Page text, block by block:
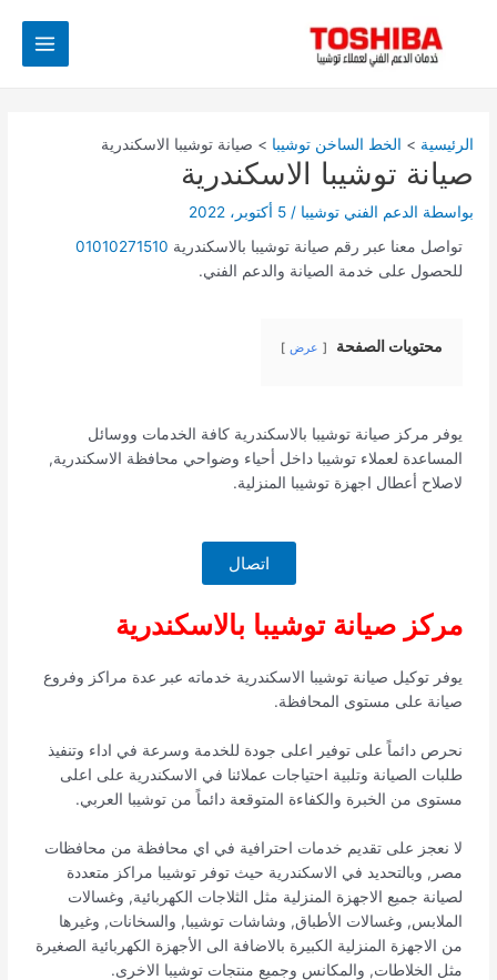
Main
الرئيسية الخط الساخن توشيبا صيانة توشيبا الاسكندرية
صيانة توشيبا الاسكندرية
بواسطة الدعم الفني توشيبا/5 أكتوبر، 2022
تواصل معنا عبر رقم صيانة توشيبا بالاسكندرية 01010271510
للحصول على خدمة الصيانة والدعم الفني.
محتويات الصفحة عرض
يوفر مركز صيانة توشيبا بالاسكندرية كافة الخدمات ووسائل
المساعدة لعملاء توشيبا داخل أحياء وضواحي محافظة الاسكندرية,
لاصلاح أعطال اجهزة توشيبا المنزلية.
اتصال
مركز صيانة توشيبا بالاسكندرية
يوفر توكيل صيانة توشيبا الاسكندرية خدماته عبر عدة مراكز وفروع
صيانة على مستوى المحافظة.
نحرص دائماً على توفير اعلى جودة للخدمة وسرعة في اداء وتنفيذ
طلبات الصيانة وتلبية احتياجات عملائنا في الاسكندرية على اعلى
مستوى من الخبرة والكفاءة المتوقعة دائماً من توشيبا العربي.
لا نعجز على تقديم خدمات احترافية في اي محافظة من محافظات
مصر, وبالتحديد في الاسكندرية حيث توفر توشيبا مراكز متعددة
لصيانة جميع الاجهزة المنزلية مثل الثلاجات الكهربائية, وغسالات
الملابس, وغسالات الأطباق, وشاشات توشيبا, والسخانات, وغيرها
من الاجهزة المنزلية الكبيرة بالاضافة الى الأجهزة الكهربائية الصغيرة
مثل الخلاطات, والمكانس وجميع منتجات توشيبا الاخرى.
navigation